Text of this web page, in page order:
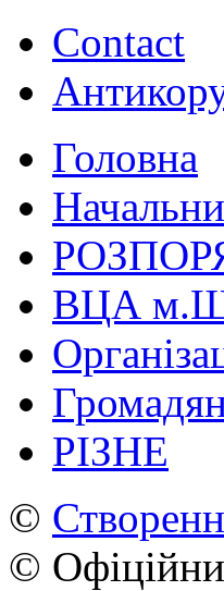
Contact
Головна
ВЦА
РІЗНЕ
©
©